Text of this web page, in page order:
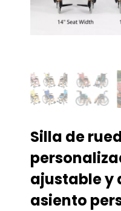
Silla de
ajustable y
asiento